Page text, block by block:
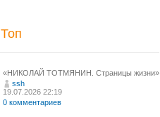
Топ
«НИКОЛАЙ ТОТМЯНИН. Страницы жизни»
ssh
19.07.2026 22:19
0 комментариев